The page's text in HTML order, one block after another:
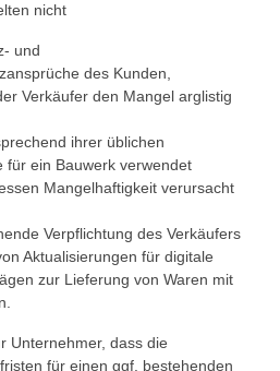
nicht
und
des Kunden,
Verkäufer den Mangel arglistig
ihrer üblichen
für ein Bauwerk verwendet
Mangelhaftigkeit verursacht
Verpflichtung des Verkäufers
Aktualisierungen für digitale
zur Lieferung von Waren mit
Unternehmer, dass die
für einen ggf. bestehenden